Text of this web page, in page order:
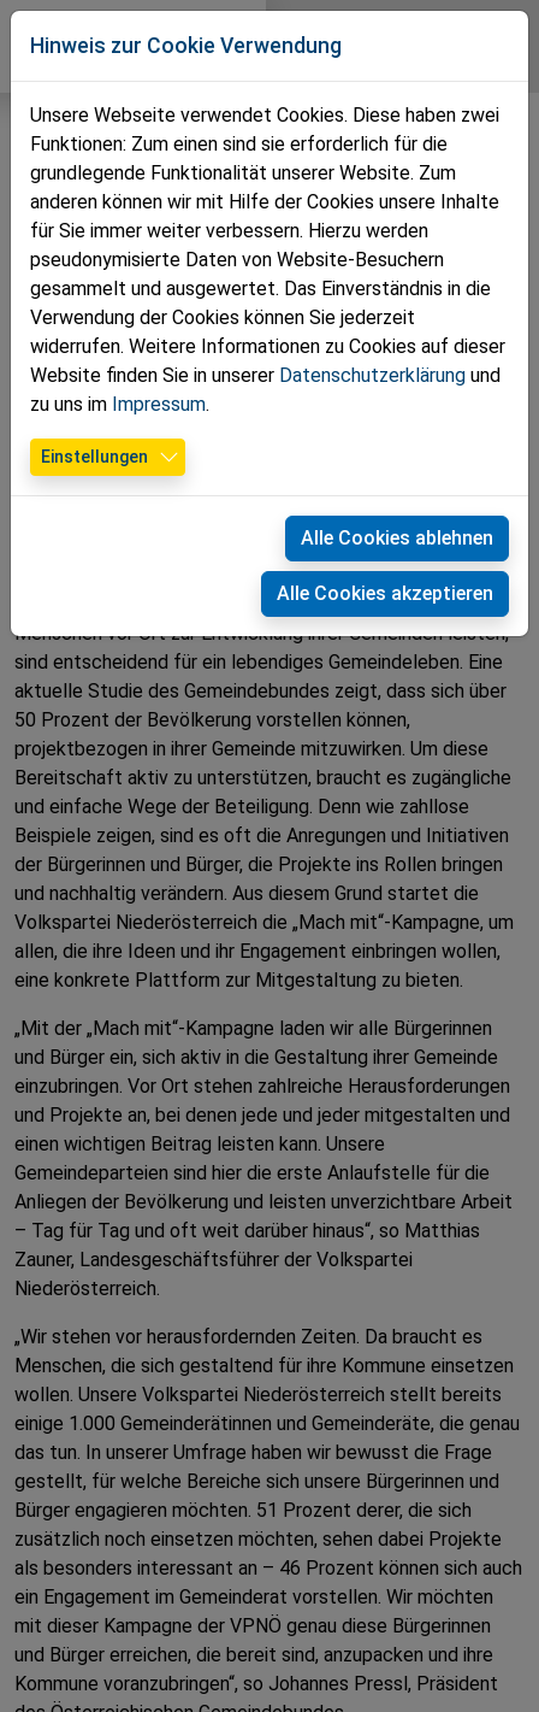
Direkt zur Hauptnavigation springen
Direkt zum Inhalt springen
Zur Unternavigation springen
VPNÖ startet „Mach mit“-Kampagne
04.11.2024 - Zauner: VPNÖ ist die „Mitmach“-
Die Bedeutung von Bürgerbeteiligung und der Beitrag, den
Menschen vor Ort zur Entwicklung ihrer Gemeinden leisten,
sind entscheidend für ein lebendiges Gemeindeleben. Eine
aktuelle Studie des Gemeindebundes zeigt, dass sich über
50 Prozent der Bevölkerung vorstellen können,
projektbezogen in ihrer Gemeinde mitzuwirken. Um diese
Bereitschaft aktiv zu unterstützen, braucht es zugängliche
und einfache Wege der Beteiligung. Denn wie zahllose
Beispiele zeigen, sind es oft die Anregungen und Initiativen
der Bürgerinnen und Bürger, die Projekte ins Rollen bringen
und nachhaltig verändern. Aus diesem Grund startet die
Volkspartei Niederösterreich die „Mach mit“-Kampagne, um
allen, die ihre Ideen und ihr Engagement einbringen wollen,
eine konkrete Plattform zur Mitgestaltung zu bieten.
„Mit der „Mach mit“-Kampagne laden wir alle Bürgerinnen
und Bürger ein, sich aktiv in die Gestaltung ihrer Gemeinde
einzubringen. Vor Ort stehen zahlreiche Herausforderungen
und Projekte an, bei denen jede und jeder mitgestalten und
einen wichtigen Beitrag leisten kann. Unsere
Gemeindeparteien sind hier die erste Anlaufstelle für die
Anliegen der Bevölkerung und leisten unverzichtbare Arbeit
– Tag für Tag und oft weit darüber hinaus“, so Matthias
Zauner, Landesgeschäftsführer der Volkspartei
Niederösterreich.
„Wir stehen vor herausfordernden Zeiten. Da braucht es
Menschen, die sich gestaltend für ihre Kommune einsetzen
wollen. Unsere Volkspartei Niederösterreich stellt bereits
einige 1.000 Gemeinderätinnen und Gemeinderäte, die genau
das tun. In unserer Umfrage haben wir bewusst die Frage
gestellt, für welche Bereiche sich unsere Bürgerinnen und
Bürger engagieren möchten. 51 Prozent derer, die sich
zusätzlich noch einsetzen möchten, sehen dabei Projekte
als besonders interessant an – 46 Prozent können sich auch
ein Engagement im Gemeinderat vorstellen. Wir möchten
mit dieser Kampagne der VPNÖ genau diese Bürgerinnen
und Bürger erreichen, die bereit sind, anzupacken und ihre
Kommune voranzubringen“, so Johannes Pressl, Präsident
Hinweis zur Cookie Verwendung
Unsere Webseite verwendet Cookies. Diese haben zwei
Funktionen: Zum einen sind sie erforderlich für die
grundlegende Funktionalität unserer Website. Zum
anderen können wir mit Hilfe der Cookies unsere Inhalte
für Sie immer weiter verbessern. Hierzu werden
pseudonymisierte Daten von Website-Besuchern
gesammelt und ausgewertet. Das Einverständnis in die
Verwendung der Cookies können Sie jederzeit
widerrufen. Weitere Informationen zu Cookies auf dieser
Website finden Sie in unserer Datenschutzerklärung und
zu uns im Impressum.
Einstellungen
Alle Cookies ablehnen
Alle Cookies akzeptieren